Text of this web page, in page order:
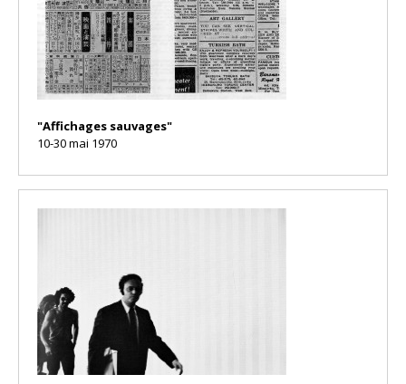
"Affichages sauvages"
10-30 mai 1970